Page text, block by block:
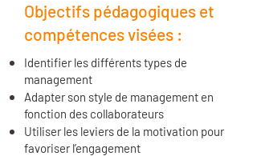
Objectifs pédagogiques et
compétences visées :
Identifier les différents types de
management
Adapter son style de management en
fonction des collaborateurs
Utiliser les leviers de la motivation pour
favoriser l’engagement